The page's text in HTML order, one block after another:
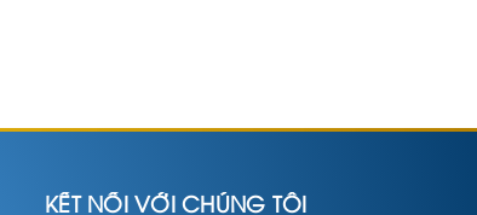
KẾT NỐI VỚI CHÚNG TÔI